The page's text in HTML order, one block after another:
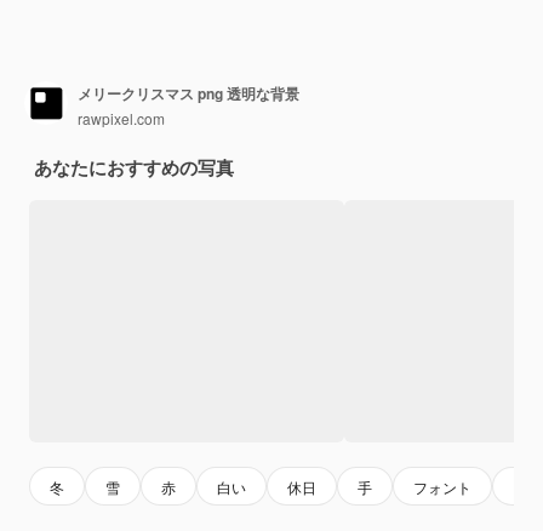
メリークリスマス png 透明な背景
rawpixel.com
あなたにおすすめの写真
冬 雪 赤 白い 休日 手 フォント